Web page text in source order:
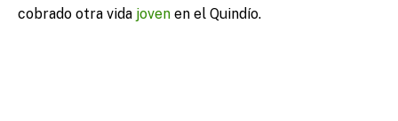
cobrado otra vida joven en el Quindío.